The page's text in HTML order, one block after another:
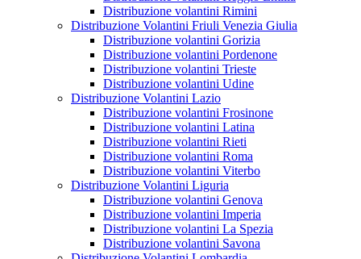
Distribuzione volantini Rimini
Distribuzione Volantini Friuli Venezia Giulia
Distribuzione volantini Gorizia
Distribuzione volantini Pordenone
Distribuzione volantini Trieste
Distribuzione volantini Udine
Distribuzione Volantini Lazio
Distribuzione volantini Frosinone
Distribuzione volantini Latina
Distribuzione volantini Rieti
Distribuzione volantini Roma
Distribuzione volantini Viterbo
Distribuzione Volantini Liguria
Distribuzione volantini Genova
Distribuzione volantini Imperia
Distribuzione volantini La Spezia
Distribuzione volantini Savona